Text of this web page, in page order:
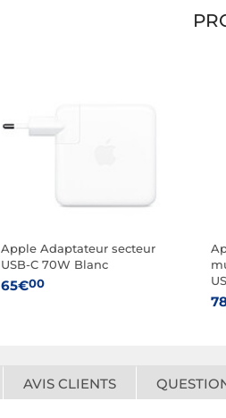
Apple Adaptateur secteur
USB-C 70W Blanc
65€00
AVIS CLIENTS